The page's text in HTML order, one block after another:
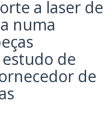
a laser de
numa
de
de